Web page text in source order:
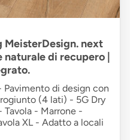
MeisterDesign. next
naturale di recupero |
di design con
(4 lati) - 5G Dry
- Marrone -
XL - Adatto a locali